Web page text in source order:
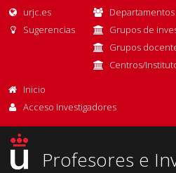
urjc.es
Sugerencias
Departamentos
Grupos de
Grupos
Centros/
Inicio
Acceso Investigadores
Profesores e